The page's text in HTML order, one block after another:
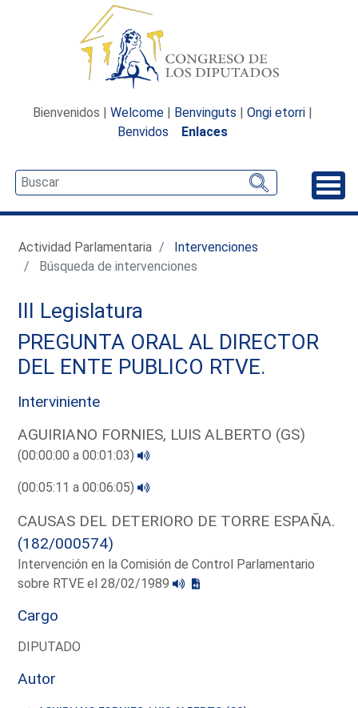
Bienvenidos | Welcome | Benvinguts | Ongi etorri |
Benvidos
Enlaces
Actividad Parlamentaria
Intervenciones
Búsqueda de intervenciones
III Legislatura
PREGUNTA ORAL AL DIRECTOR
DEL ENTE PUBLICO RTVE.
Interviniente
AGUIRIANO FORNIES, LUIS ALBERTO (GS)
(00:00:00 a 00:01:03)
(00:05:11 a 00:06:05)
CAUSAS DEL DETERIORO DE TORRE ESPAÑA.
(182/000574)
Intervención en la Comisión de Control Parlamentario
sobre RTVE el 28/02/1989
Cargo
DIPUTADO
Autor